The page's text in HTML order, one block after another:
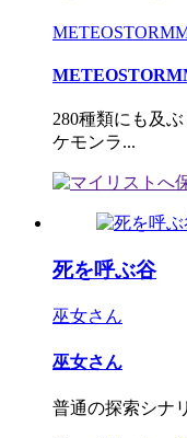
280種類にも及
ケモンラ...
死を呼ぶ谷
巫女さん
巫女さん
普通の探索シナ